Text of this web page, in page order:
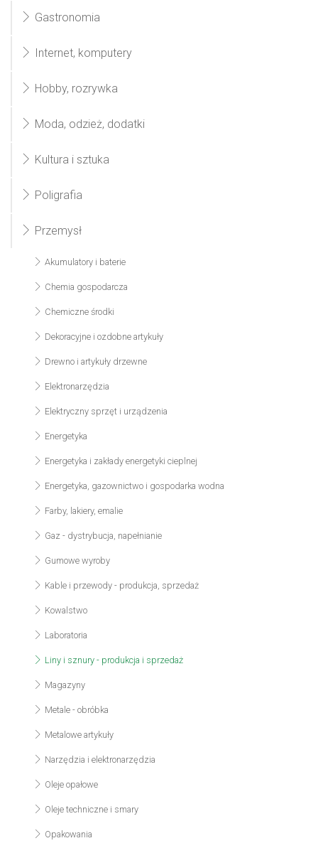
Gastronomia
Internet, komputery
Hobby, rozrywka
Moda, odzież, dodatki
Kultura i sztuka
Poligrafia
Przemysł
Akumulatory i baterie
Chemia gospodarcza
Chemiczne środki
Dekoracyjne i ozdobne artykuły
Drewno i artykuły drzewne
Elektronarzędzia
Elektryczny sprzęt i urządzenia
Energetyka
Energetyka i zakłady energetyki cieplnej
Energetyka, gazownictwo i gospodarka wodna
Farby, lakiery, emalie
Gaz - dystrybucja, napełnianie
Gumowe wyroby
Kable i przewody - produkcja, sprzedaż
Kowalstwo
Laboratoria
Liny i sznury - produkcja i sprzedaż
Magazyny
Metale - obróbka
Metalowe artykuły
Narzędzia i elektronarzędzia
Oleje opałowe
Oleje techniczne i smary
Opakowania